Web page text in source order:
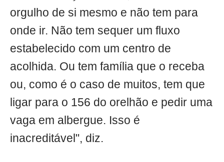
orgulho de si mesmo e não tem para
onde ir. Não tem sequer um fluxo
estabelecido com um centro de
acolhida. Ou tem família que o receba
ou, como é o caso de muitos, tem que
ligar para o 156 do orelhão e pedir uma
vaga em albergue. Isso é
inacreditável", diz.